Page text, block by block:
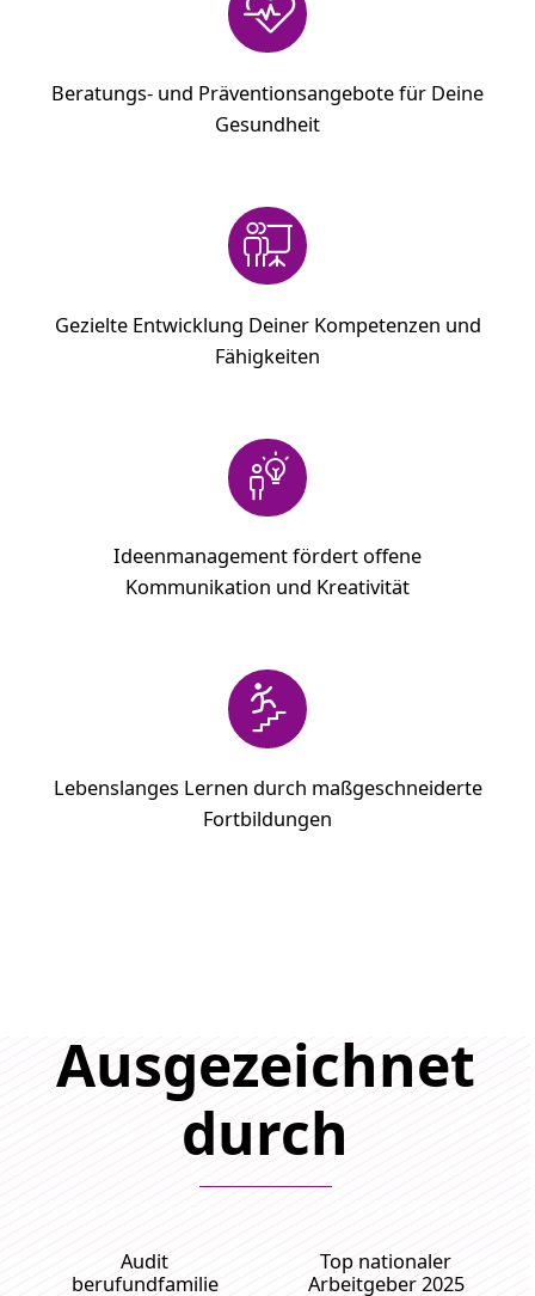
Beratungs- und Präventionsangebote für Deine
Gesundheit
Gezielte Entwicklung Deiner Kompetenzen und
Fähigkeiten
Ideenmanagement fördert offene
Kommunikation und Kreativität
Lebenslanges Lernen durch maßgeschneiderte
Fortbildungen
Ausgezeichnet
durch
Audit
berufundfamilie
Top nationaler
Arbeitgeber 2025